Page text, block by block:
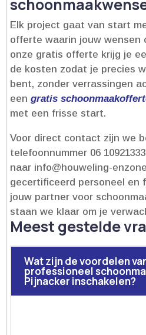
Elk project gaat van start
offerte waarin jouw wensen
onze gratis offerte krijg je
de kosten zodat je precies
bent, zonder verrassingen
eengratis
met een frisse start.​
Voor direct contact zijn we
telefoonnummer 06
naar info@houweling-
gecertificeerd personeel en
jouw partner voor
staan we klaar om je
Meest gestelde
Wat zijn de voordelen
professioneel
Pijnacker inschakelen?